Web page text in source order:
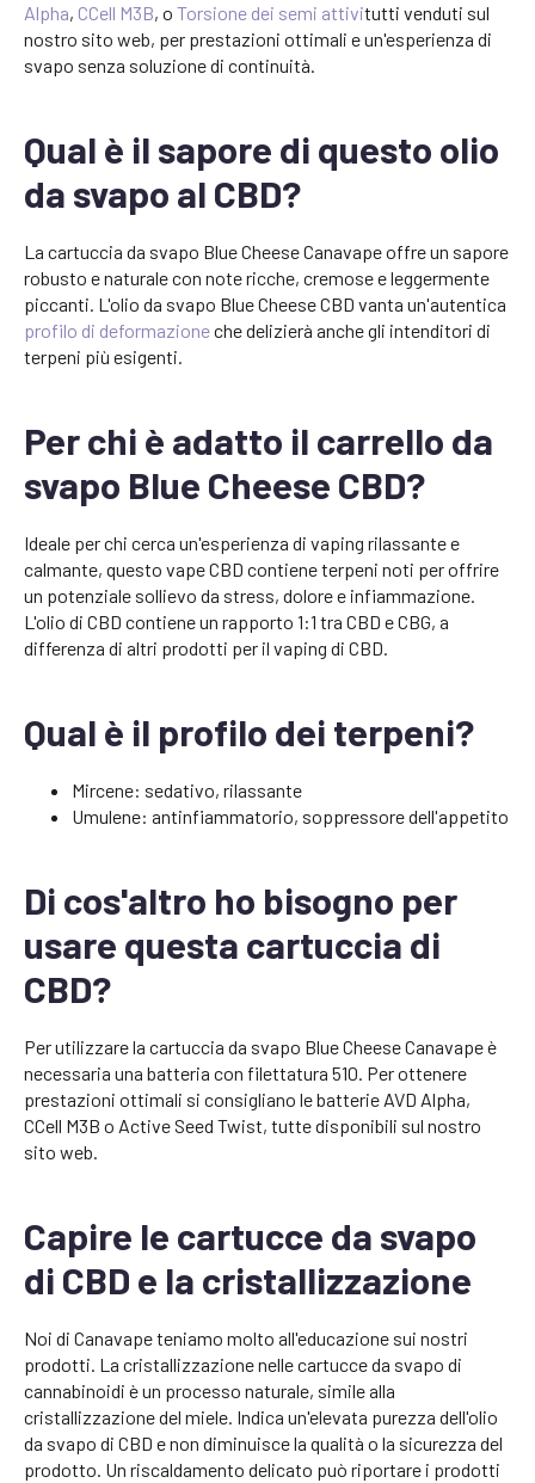
Alpha, CCell M3B, o Torsione dei semi attivitutti venduti sul
nostro sito web, per prestazioni ottimali e un'esperienza di
svapo senza soluzione di continuità.
Qual è il sapore di questo olio
da svapo al CBD?
La cartuccia da svapo Blue Cheese Canavape offre un sapore
robusto e naturale con note ricche, cremose e leggermente
piccanti. L'olio da svapo Blue Cheese CBD vanta un'autentica
profilo di deformazioneche delizierà anche gli intenditori di
terpeni più esigenti.
Per chi è adatto il carrello da
svapo Blue Cheese CBD?
Ideale per chi cerca un'esperienza di vaping rilassante e
calmante, questo vape CBD contiene terpeni noti per offrire
un potenziale sollievo da stress, dolore e infiammazione.
L'olio di CBD contiene un rapporto 1:1 tra CBD e CBG, a
differenza di altri prodotti per il vaping di CBD.
Qual è il profilo dei terpeni?
Mircene: sedativo, rilassante
Umulene: antinfiammatorio, soppressore dell'appetito
Di cos'altro ho bisogno per
usare questa cartuccia di
CBD?
Per utilizzare la cartuccia da svapo Blue Cheese Canavape è
necessaria una batteria con filettatura 510. Per ottenere
prestazioni ottimali si consigliano le batterie AVD Alpha,
CCell M3B o Active Seed Twist, tutte disponibili sul nostro
sito web.
Capire le cartucce da svapo
di CBD e la cristallizzazione
Noi di Canavape teniamo molto all'educazione sui nostri
prodotti. La cristallizzazione nelle cartucce da svapo di
cannabinoidi è un processo naturale, simile alla
cristallizzazione del miele. Indica un'elevata purezza dell'olio
da svapo di CBD e non diminuisce la qualità o la sicurezza del
prodotto. Un riscaldamento delicato può riportare i prodotti